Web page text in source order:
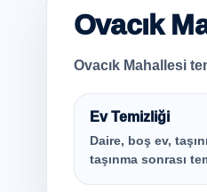
Ovacık
Ovacık Mahallesi
Ev Temizliği
Daire, boş ev,
taşınma sonrası